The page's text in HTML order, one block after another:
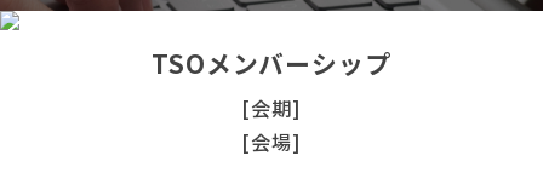
TSOメンバーシップ
[会期]
[会場]